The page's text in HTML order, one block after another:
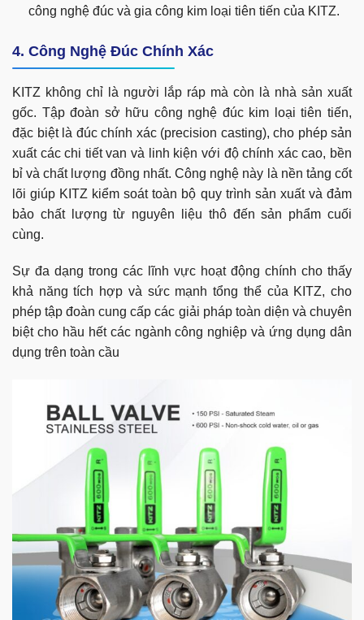
công nghệ đúc và gia công kim loại tiên tiến của KITZ.
4. Công Nghệ Đúc Chính Xác
KITZ không chỉ là người lắp ráp mà còn là nhà sản xuất
gốc. Tập đoàn sở hữu công nghệ đúc kim loại tiên tiến,
đặc biệt là đúc chính xác (precision casting), cho phép sản
xuất các chi tiết van và linh kiện với độ chính xác cao, bền
bỉ và chất lượng đồng nhất. Công nghệ này là nền tảng cốt
lõi giúp KITZ kiểm soát toàn bộ quy trình sản xuất và đảm
bảo chất lượng từ nguyên liệu thô đến sản phẩm cuối
cùng.
Sự đa dạng trong các lĩnh vực hoạt động chính cho thấy
khả năng tích hợp và sức mạnh tổng thể của KITZ, cho
phép tập đoàn cung cấp các giải pháp toàn diện và chuyên
biệt cho hầu hết các ngành công nghiệp và ứng dụng dân
dụng trên toàn cầu